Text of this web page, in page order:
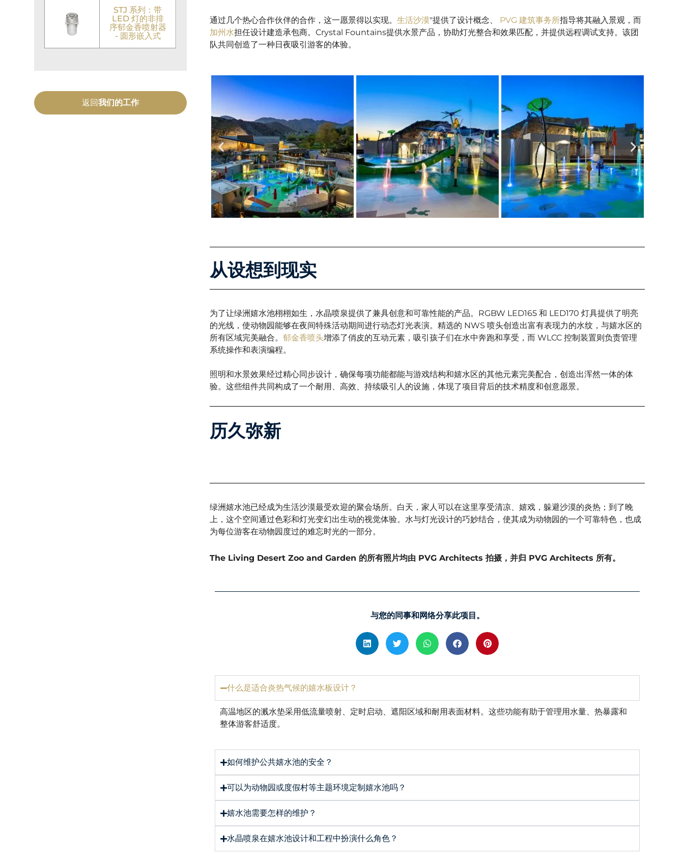
STJ 系列：带
LED 灯的非排
序郁金香喷射器
- 圆形嵌入式
返回我们的工作
通过几个热心合作伙伴的合作，这一愿景得以实现。生活沙漠"提供了设计概念、 PVG 建筑事务所指导将其融入景观，而
加州水担任设计建造承包商。Crystal Fountains提供水景产品，协助灯光整合和效果匹配，并提供远程调试支持。该团
队共同创造了一种日夜吸引游客的体验。
从设想到现实
为了让绿洲嬉水池栩栩如生，水晶喷泉提供了兼具创意和可靠性能的产品。RGBW LED165 和 LED170 灯具提供了明亮
的光线，使动物园能够在夜间特殊活动期间进行动态灯光表演。精选的 NWS 喷头创造出富有表现力的水纹，与嬉水区的
所有区域完美融合。郁金香喷头增添了俏皮的互动元素，吸引孩子们在水中奔跑和享受，而 WLCC 控制装置则负责管理
系统操作和表演编程。
照明和水景效果经过精心同步设计，确保每项功能都能与游戏结构和嬉水区的其他元素完美配合，创造出浑然一体的体
验。这些组件共同构成了一个耐用、高效、持续吸引人的设施，体现了项目背后的技术精度和创意愿景。
历久弥新
绿洲嬉水池已经成为生活沙漠最受欢迎的聚会场所。白天，家人可以在这里享受清凉、嬉戏，躲避沙漠的炎热；到了晚
上，这个空间通过色彩和灯光变幻出生动的视觉体验。水与灯光设计的巧妙结合，使其成为动物园的一个可靠特色，也成
为每位游客在动物园度过的难忘时光的一部分。
The Living Desert Zoo and Garden 的所有照片均由 PVG Architects 拍摄，并归 PVG Architects 所有。
与您的同事和网络分享此项目。
什么是适合炎热气候的嬉水板设计？
高温地区的溅水垫采用低流量喷射、定时启动、遮阳区域和耐用表面材料。这些功能有助于管理用水量、热暴露和
整体游客舒适度。
如何维护公共嬉水池的安全？
可以为动物园或度假村等主题环境定制嬉水池吗？
嬉水池需要怎样的维护？
水晶喷泉在嬉水池设计和工程中扮演什么角色？